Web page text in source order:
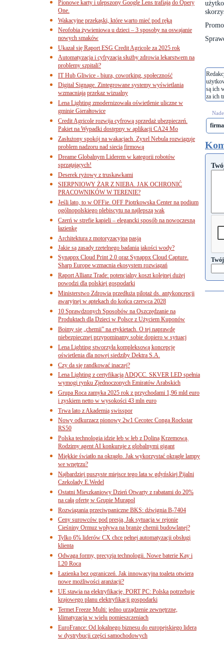
są ich
za ich
Pionowe karty i ulepszony Google Lens trafiają do Opery
One.
Wakacyjne przekąski, które warto mieć pod ręką
Neofobia żywieniowa u dzieci – 3 sposoby na oswajanie
nowych smaków
Ukazał się Raport ESG Credit Agricole za 2025 rok
Automatyzacja i cyfryzacja służby zdrowia lekarstwem na
problemy szpitali?
IT Hub Gliwice - biura, coworking, społeczność
Digital Signage. Zintegrowane systemy wyświetlania
wzmacniają przekaz wizualny
Lena Lighting zmodernizowała oświetlenie uliczne w
gminie Gierałtowice
Credit Agricole rozwija cyfrową sprzedaż ubezpieczeń.
Pakiet na Wypadki dostępny w aplikacji CA24 Mo
Zasłużony spokój na wakacjach. Zyxel Nebula rozwiązuje
problem nadzoru nad siecią firmową
Dreame Globalnym Liderem w kategorii robotów
sprzątających!
Deserek ryżowy z truskawkami
SIERPNIOWY ŻAR Z NIEBA. JAK OCHRONIĆ
PRACOWNIKÓW W TERENIE?
Jeśli lato, to w OFFie. OFF Piotrkowska Center na podium
ogólnopolskiego plebiscytu na najlepszą wak
Czerń w strefie kąpieli – elegancki sposób na nowoczesną
łazienkę
Architektura z motoryzacyjną pasją
Jakie są zasady rzetelnego badania jakości wody?
Synappx Cloud Print 2.0 oraz Synappx Cloud Capture.
Sharp Europe wzmacnia ekosystem rozwiązań
Raport Allianz Trade: potencjalny koszt kolejnej dużej
powodzi dla polskiej gospodarki
Ministerstwo Zdrowia przedłuża pilotaż ds. antykoncepcji
awaryjnej w aptekach do końca czerwca 2028
10 Sprawdzonych Sposobów na Oszczędzanie na
Produktach dla Dzieci w Polsce z Użyciem Kuponów
Boimy się „chemii” na etykietach. O tej naprawdę
niebezpiecznej przypominamy sobie dopiero w sytuacj
Lena Lighting stworzyła kompleksową koncepcję
oświetlenia dla nowej siedziby Dektra S.A.
Czy da się randkować inaczej?
Lena Lighting z certyfikacją ADQCC. SKVER LED spełnia
wymogi rynku Zjednoczonych Emiratów Arabskich
Grupa Roca zamyka 2025 rok z przychodami 1,96 mld euro
i zyskiem netto w wysokości 43 mln euro
Trwa lato z Akademią swisspor
Nowy odkurzacz pionowy 2w1 Cecotec Conga Rockstar
RS50
Polska technologia idzie łeb w łeb z Doliną Krzemową.
Rodzimy agent AI konkuruje z globalnymi gigant
Miękkie światło na okrągło. Jak wykorzystać okrągłe lampy
we wnętrzu?
Najbardziej puszyste miejsce tego lata w gdyńskiej Pijalni
Czekolady E.Wedel
Ostatni Mieszkaniowy Dzień Otwarty z rabatami do 20%
na całą ofertę w Grupie Murapol
Rozwiązania przeciwpaniczne BKS: dźwignia B-7404
Ceny surowców pod presją. Jak sytuacja w rejonie
Cieśniny Ormuz wpływa na branżę chemii budowlanej?
Tylko 6% liderów CX chce pełnej automatyzacji obsługi
klienta
Odwaga formy, precyzja technologii. Nowe baterie Kay i
L20 Roca
Łazienka bez ograniczeń. Jak innowacyjna toaleta otwiera
nowe możliwości aranżacji?
UE stawia na elektryfikację. PORT PC: Polska potrzebuje
krajowego planu elektryfikacji gospodarki
Termet Freeze Multi: jedno urządzenie zewnętrzne,
klimatyzacja w wielu pomieszczeniach
EuroFrance: Od lokalnego biznesu do europejskiego lidera
w dystrybucji części samochodowych